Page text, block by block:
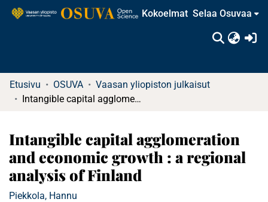
Kokoelmat Selaa Osuvaa
Etusivu OSUVA
Vaasan yliopiston julkaisut
Intangible capital agglomeration and economic growth : a regional analysis of Finland
Intangible capital agglomeration
and economic growth : a regional
analysis of Finland
Piekkola, Hannu